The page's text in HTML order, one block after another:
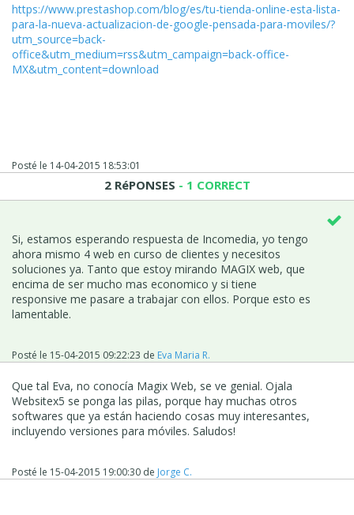
https://www.prestashop.com/blog/es/tu-tienda-online-esta-lista-
para-la-nueva-actualizacion-de-google-pensada-para-moviles/?
utm_source=back-
office&utm_medium=rss&utm_campaign=back-office-
MX&utm_content=download
Posté le 14-04-2015 18:53:01
2 RéPONSES - 1 CORRECT
Si, estamos esperando respuesta de Incomedia, yo tengo
ahora mismo 4 web en curso de clientes y necesitos
soluciones ya. Tanto que estoy mirando MAGIX web, que
encima de ser mucho mas economico y si tiene
responsive me pasare a trabajar con ellos. Porque esto es
lamentable.
Posté le 15-04-2015 09:22:23 de Eva Maria R.
Que tal Eva, no conocía Magix Web, se ve genial. Ojala
Websitex5 se ponga las pilas, porque hay muchas otros
softwares que ya están haciendo cosas muy interesantes,
incluyendo versiones para móviles. Saludos!
Posté le 15-04-2015 19:00:30 de Jorge C.